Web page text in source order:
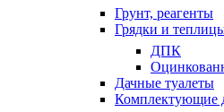
Грунт, реагенты
Грядки и
ДПК
Дачные туалеты
Комплектующие